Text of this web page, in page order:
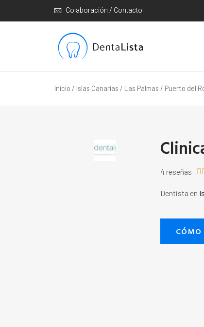
Colaboración / Contacto
Inicio / Islas Canarias / Las Palmas / Puerto del
4 reseñas 
Dentista en
CÓMO